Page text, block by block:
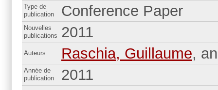
Type de
publication
Conference Paper
Nouvelles
publications
2011
Auteurs Raschia, Guillaume,
Année de
publication
2011